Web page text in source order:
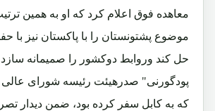
معاهده فوق اعلام کرد که او به همین
موضوع پشتونستان را با پاکستان نیز با
حل کند وروابط دوکشور را صمیمانه سازد.
پودگورنی" صدرهیئت رئیسه شورای عالی
که به کابل سفر کرده بود، ضمن دیدار